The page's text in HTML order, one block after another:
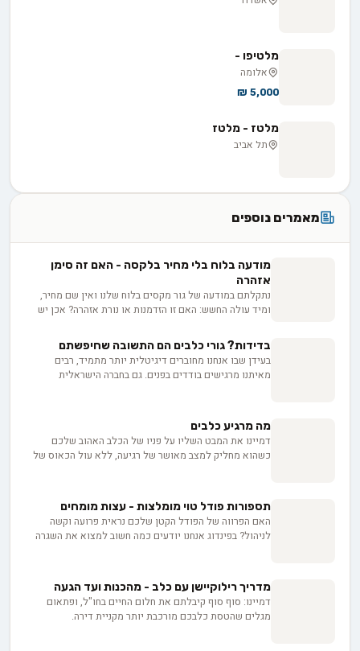
מלטיפו -
אלומה
5,000 ₪
מלטז - מלטז
תל אביב
מאמרים נוספים
מודעה בלוח בלי מחיר בלקסה - האם זה סימן
אזהרה
נתקלתם במודעה של גור מקסים בלוח שלנו ואין שם מחיר,
ומיד עולה החשש: האם זו הזדמנות או נורת אזהרה? אכן יש
הבית לכלב, בין אם למכירה ובין אם לאימוץ, ועד למחיר
שמשתנה בין גורים באותה מלטה. בפועל השאלה היא לא רק
כמה זה עולה, אלא כמה שקיפות המפרסם מוכן להציע
כשמבקשים ממנו פרטים.
בדידות? גורי כלבים הם התשובה שחיפשתם
בעידן שבו אנחנו מחוברים דיגיטלית יותר מתמיד, רבים
מאיתנו מרגישים בודדים בפנים. גם בחברה הישראלית
וההשפעות הפסיכולוגיות שלהם ממלאים את הריק ומפחיתים
מתח אמיתי.
מה מרגיע כלבים
דמיינו את המבט השליו על פניו של הכלב האהוב שלכם
כשהוא מחליק למצב מאושר של רגיעה, ללא עול הכאוס של
כמו מטרה חמקמקה. אם אי פעם מצאתם את עצמכם תוהים
לגבי לחישות השלווה העדינות וכיצד הן יכולות להרגיע את
רוחו של הכלב שלכם, התכוננו לצאת למסע טרנספורמטיבי.
תספורות פודל טוי מומלצות - עצות מומחים
האם הפרווה של הפודל הקטן שלכם נראית פרועה וקשה
לניהול? בפינדוג אנחנו יודעים כמה חשוב למצוא את השגרה
תמונת פרופיל מושלמת!
מדריך רילוקיישן עם כלב - מהכנות ועד הגעה
דמיינו: סוף סוף קיבלתם את חלום החיים בחו"ל, ופתאום
מגלים שהטסת כלבכם מורכבת יותר מקניית דירה.